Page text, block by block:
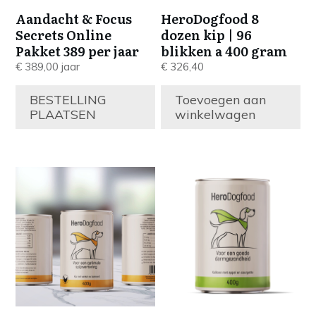
Aandacht & Focus
Secrets Online
Pakket 389 per jaar
€ 389,00 jaar
BESTELLING
PLAATSEN
HeroDogfood 8
dozen kip | 96
blikken a 400 gram
€ 326,40
Toevoegen aan
winkelwagen